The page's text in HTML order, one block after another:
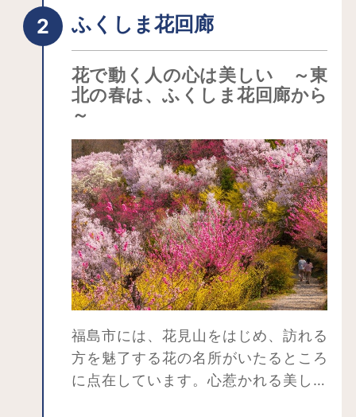
ら、昭和34年より私有地が一般開放さ
れ初代園主から代々受け継がれてきま
した。
花見山公園とその周辺の美しい景観
は、福島市渡利地区の花木生産農家の
集落による色とりどりの花木畑やきれ
いな小川、里の原風景で織りなされて
います。春になると梅・ハナモモ・
桜・レンギョウ・ボケ・モクレンなど
約70種類の花々が次々と咲き競い、周
辺の花木農家の畑と共に山全体が淡い
ピンク色に染まって見える様は圧巻で
す。天気の良い日には、吾妻連峰や安
達太良連邦を望めます。吾妻小富士に
降り積もった雪が解けはじめると、山
肌にはうさぎの形をした残雪がみら
れ、「吾妻山の雪うさぎ」の景色を楽
ふくしま花回廊
花で動く人の心は美しい ～東
北の春は、ふくしま花回廊から
～
福島市には、花見山をはじめ、訪れる
方を魅了する花の名所がいたるところ
に点在しています。心惹かれる美しい